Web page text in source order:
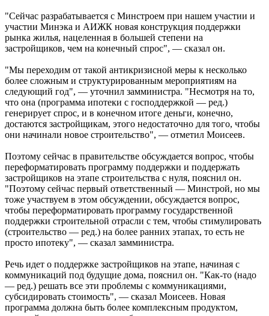
"Сейчас разрабатывается с Минстроем при нашем участии и
участии Минэка и АИЖК новая конструкция поддержки
рынка жилья, нацеленная в большей степени на
застройщиков, чем на конечный спрос", — сказал он.
"Мы переходим от такой антикризисной меры к несколько
более сложным и структурированным мероприятиям на
следующий год", — уточнил замминистра. "Несмотря на то,
что она (программа ипотеки с господдержкой — ред.)
генерирует спрос, и в конечном итоге деньги, конечно,
достаются застройщикам, этого недостаточно для того, чтобы
они начинали новое строительство", — отметил Моисеев.
Поэтому сейчас в правительстве обсуждается вопрос, чтобы
переформатировать программу поддержки и поддержать
застройщиков на этапе строительства с нуля, пояснил он.
"Поэтому сейчас первый ответственный — Минстрой, но мы
тоже участвуем в этом обсуждении, обсуждается вопрос,
чтобы переформатировать программу государственной
поддержки строительной отрасли с тем, чтобы стимулировать
(строительство — ред.) на более ранних этапах, то есть не
просто ипотеку", — сказал замминистра.
Речь идет о поддержке застройщиков на этапе, начиная с
коммуникаций под будущие дома, пояснил он. "Как-то (надо
— ред.) решать все эти проблемы с коммуникациями,
субсидировать стоимость", — сказал Моисеев. Новая
программа должна быть более комплексным продуктом,